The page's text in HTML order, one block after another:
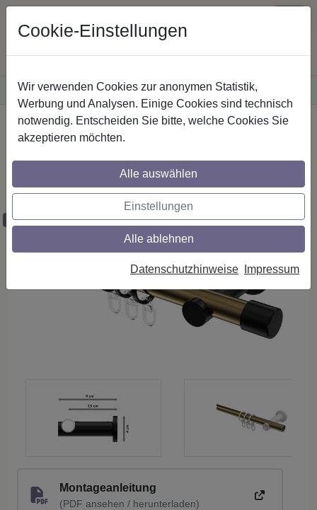
VersandkostenfreieLieferung innerhalb Deutschlands
Sichere Zahlung
Startseite Gardinenstangen Metall
1-läufig, Modell PLATON - Santo Messing
Antik / Schwarz
Maßzuschnitt möglich
Montageanleitung
(PDF ansehen / herunterladen)
Cookie-Einstellungen
Wir verwenden Cookies zur anonymen Statistik,
Werbung und Analysen. Einige Cookies sind technisch
notwendig. Entscheiden Sie bitte, welche Cookies Sie
akzeptieren möchten.
Alle auswählen
Einstellungen
Alle ablehnen
Datenschutzhinweise Impressum